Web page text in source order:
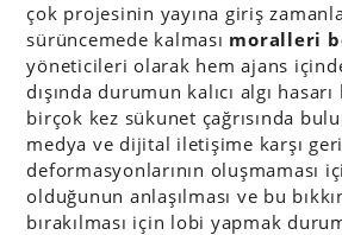
çok projesinin yayına giriş
sürüncemede kalması moralleri
yöneticileri olarak hem ajans
dışında durumun kalıcı algı
birçok kez sükunet çağrısında
medya ve dijital iletişime karşı
deformasyonlarının oluşmaması
olduğunun anlaşılması ve bu
bırakılması için lobi yapmak